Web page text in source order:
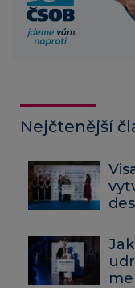
Nejčtenější